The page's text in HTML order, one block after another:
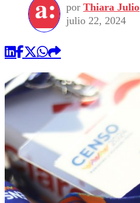
por Thiara Julio
julio 22, 2024